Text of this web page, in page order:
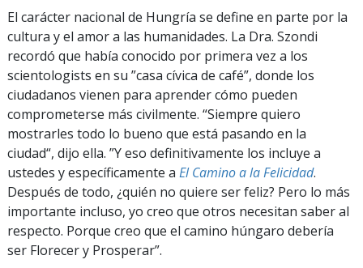
El carácter nacional de Hungría se define en parte por la
cultura y el amor a las humanidades. La Dra. Szondi
recordó que había conocido por primera vez a los
scientologists en su ”casa cívica de café”, donde los
ciudadanos vienen para aprender cómo pueden
comprometerse más civilmente. “Siempre quiero
mostrarles todo lo bueno que está pasando en la
ciudad“, dijo ella. ”Y eso definitivamente los incluye a
ustedes y específicamente a El Camino a la Felicidad.
Después de todo, ¿quién no quiere ser feliz? Pero lo más
importante incluso, yo creo que otros necesitan saber al
respecto. Porque creo que el camino húngaro debería
ser Florecer y Prosperar”.